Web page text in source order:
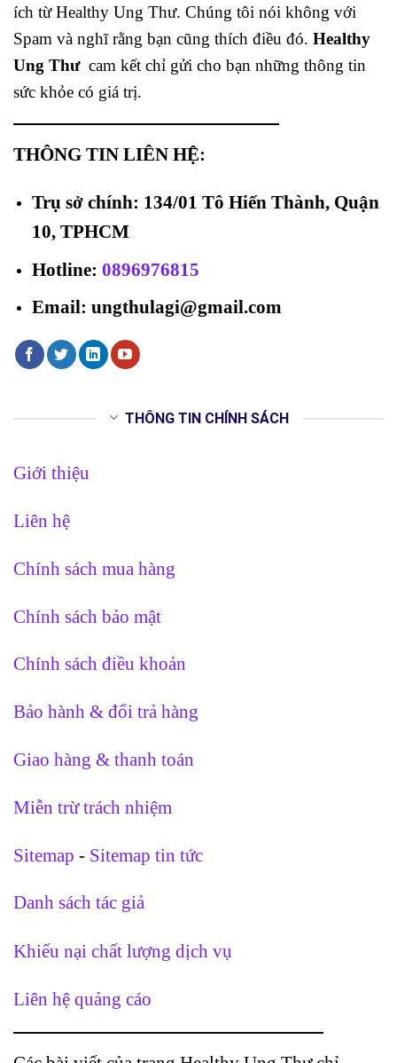
ích từ Healthy Ung Thư. Chúng tôi nói không với
Spam và nghĩ rằng bạn cũng thích điều đó. Healthy
Ung Thư cam kết chỉ gửi cho bạn những thông tin
sức khỏe có giá trị.
THÔNG TIN LIÊN HỆ:
Trụ sở chính: 134/01 Tô Hiến Thành, Quận
10, TPHCM
Hotline: 0896976815
Email: ungthulagi@gmail.com
THÔNG TIN CHÍNH SÁCH
Giới thiệu
Liên hệ
Chính sách mua hàng
Chính sách bảo mật
Chính sách điều khoản
Bảo hành & đổi trả hàng
Giao hàng & thanh toán
Miễn trừ trách nhiệm
Sitemap - Sitemap tin tức
Danh sách tác giả
Khiếu nại chất lượng dịch vụ
Liên hệ quảng cáo